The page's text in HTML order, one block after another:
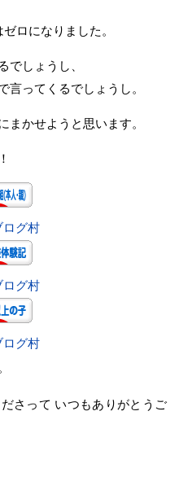
ロになりました。
でしょうし、
言ってくるでしょうし。
まかせようと思います。
ログ村
ログ村
ログ村
さって いつもありがとうご